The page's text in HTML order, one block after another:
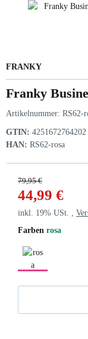
FRANKY
Franky
Artikelnummer: RS62-
GTIN: 4251672764202
HAN: RS62-rosa
79,95 €
44,99 €
inkl. 19% USt. ,
Farben rosa